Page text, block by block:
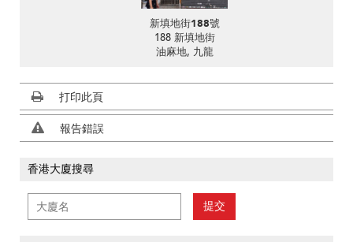
新填地街188號
188 新填地街
油麻地, 九龍
打印此頁
報告錯誤
香港大廈搜尋
提交